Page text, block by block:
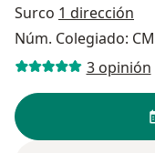
Surco 1 dirección
Núm. Colegiado:
3 opinión